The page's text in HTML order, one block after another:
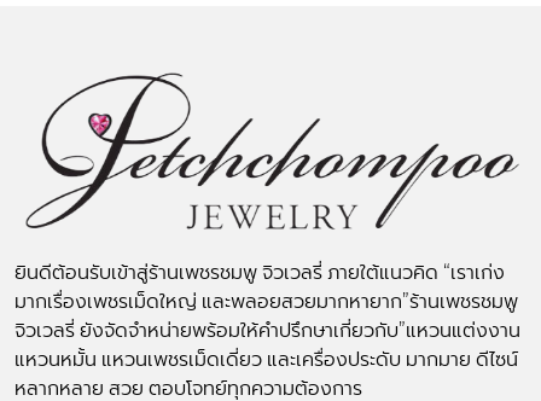
ยินดีต้อนรับเข้าสู่ร้านเพชรชมพู จิวเวลรี่ ภายใต้แนวคิด “เราเก่ง
มากเรื่องเพชรเม็ดใหญ่ และพลอยสวยมากหายาก”ร้านเพชรชมพู
จิวเวลรี่ ยังจัดจำหน่ายพร้อมให้คำปรึกษาเกี่ยวกับ”แหวนแต่งงาน
แหวนหมั้น แหวนเพชรเม็ดเดี่ยว และเครื่องประดับ มากมาย ดีไซน์
หลากหลาย สวย ตอบโจทย์ทุกความต้องการ